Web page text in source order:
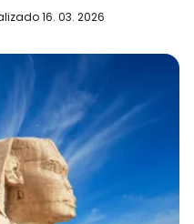
16. 03. 2026
o Facebook
o correio